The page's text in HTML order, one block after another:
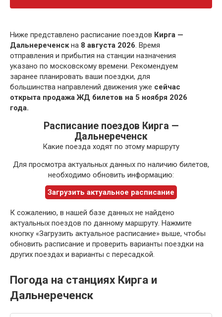
Ниже представлено расписание поездов Кирга —
Дальнереченскна 8 августа 2026. Время
отправления и прибытия на станции назначения
указано по московскому времени. Рекомендуем
заранее планировать ваши поездки, для
большинства направлений движения уже сейчас
открыта продажа ЖД билетов на 5 ноября 2026
года.
Расписание поездов Кирга —
Дальнереченск
Какие поезда ходят по этому маршруту
Для просмотра актуальных данных по наличию билетов,
необходимо обновить информацию:
Загрузить актуальное расписание
К сожалению, в нашей базе данных не найдено
актуальных поездов по данному маршруту. Нажмите
кнопку «Загрузить актуальное расписание» выше, чтобы
обновить расписание и проверить варианты поездки на
других поездах и варианты с пересадкой.
Погода на станциях Кирга и
Дальнереченск